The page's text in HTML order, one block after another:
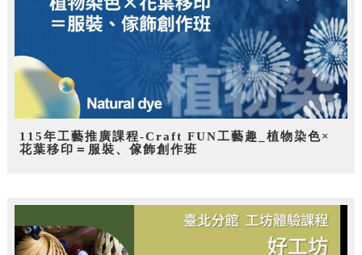
115年工藝推廣課程-Craft FUN工藝趣_植物染色×
花葉移印＝服裝、傢飾創作班